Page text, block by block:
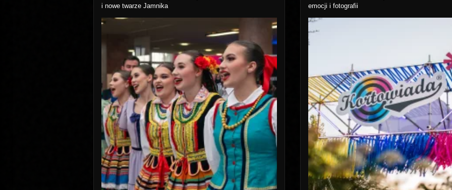
i nowe twarze Jamnika
emocji i fotografii